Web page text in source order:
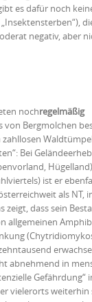
es dafür noch
negativ, aber
nochregelmäßig
von Bergmolchen
Bei
ist er
als NT,
zeigt, dass sein
allgemeinen
abnehmend in
Gefährdung“
vielerorts weiterhin